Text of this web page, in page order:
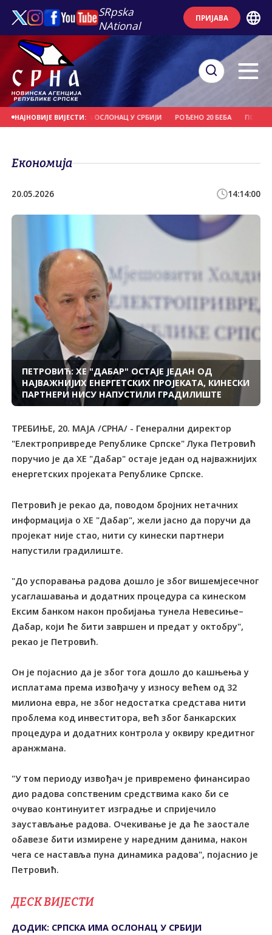
SRpska
NAtional
ПРИЈАВА
НАЈНОВИЈЕ ВИЈЕСТИ:
ДОДИК: СРПСКА ИМА ОСЛОНАЦ У СРБИЈИ РОЂЕНО 20 БЕБА ПОЈАЧАН
Економија
20.05.2026 14:14:00
ПЕТРОВИЋ: ХЕ "ДАБАР" ОСТАЈЕ ЈЕДАН ОД
НАЈВАЖНИЈИХ ЕНЕРГЕТСКИХ ПРОЈЕКАТА, КИНЕСКИ
ПАРТНЕРИ НИСУ НАПУСТИЛИ ГРАДИЛИШТЕ
ТРЕБИЊЕ, 20. МАЈА /СРНА/ - Генерални директор
"Електропривреде Републике Српске" Лука Петровић
поручио је да ХЕ "Дабар" остаје један од најважнијих
енергетских пројеката Републике Српске.
Петровић је рекао да, поводом бројних нетачних
информација о ХЕ "Дабар", жели јасно да поручи да
пројекат није стао, нити су кинески партнери
напустили градилиште.
"До успоравања радова дошло је због вишемјесечног
усаглашавања и додатних процедура са кинеском
Ексим банком након пробијања тунела Невесиње–
Дабар, који ће бити завршен и предат у октобру",
рекао је Петровић.
Он је појаснио да је због тога дошло до кашњења у
исплатама према извођачу у износу већем од 32
милиона евра, не због недостатка средстава нити
проблема код инвеститора, већ због банкарских
процедура и додатних контрола у оквиру кредитног
аранжмана.
"У том периоду извођач је привремено финансирао
дио радова сопственим средствима како би се
очувао континуитет изградње и спријечило
заустављање радова. Очекивање је да ће заостале
обавезе бити измирене у наредним данима, након
чега се наставља пуна динамика радова", појаснио је
Петровић.
ДЕСК ВИЈЕСТИ
ДОДИК: СРПСКА ИМА ОСЛОНАЦ У СРБИЈИ